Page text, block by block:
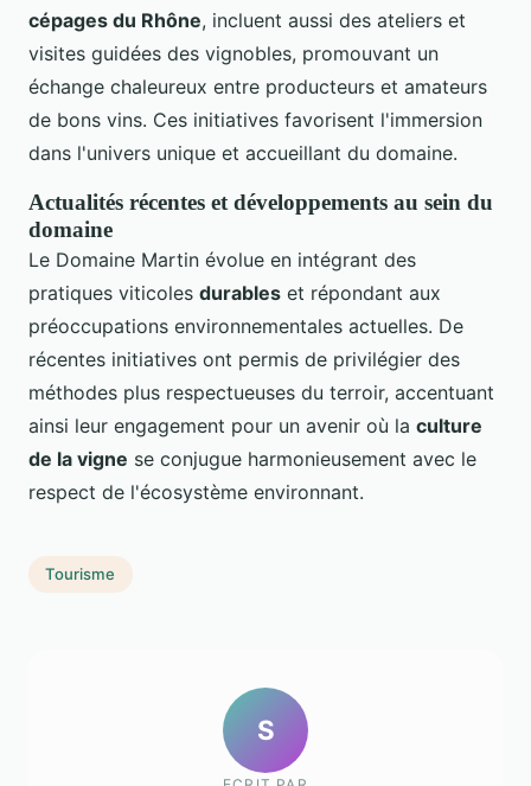
cépages du Rhône, incluent aussi des ateliers et
visites guidées des vignobles, promouvant un
échange chaleureux entre producteurs et amateurs
de bons vins. Ces initiatives favorisent l'immersion
dans l'univers unique et accueillant du domaine.
Actualités récentes et développements au sein du
domaine
Le Domaine Martin évolue en intégrant des
pratiques viticoles durables et répondant aux
préoccupations environnementales actuelles. De
récentes initiatives ont permis de privilégier des
méthodes plus respectueuses du terroir, accentuant
ainsi leur engagement pour un avenir où la culture
de la vigne se conjugue harmonieusement avec le
respect de l'écosystème environnant.
Tourisme
S